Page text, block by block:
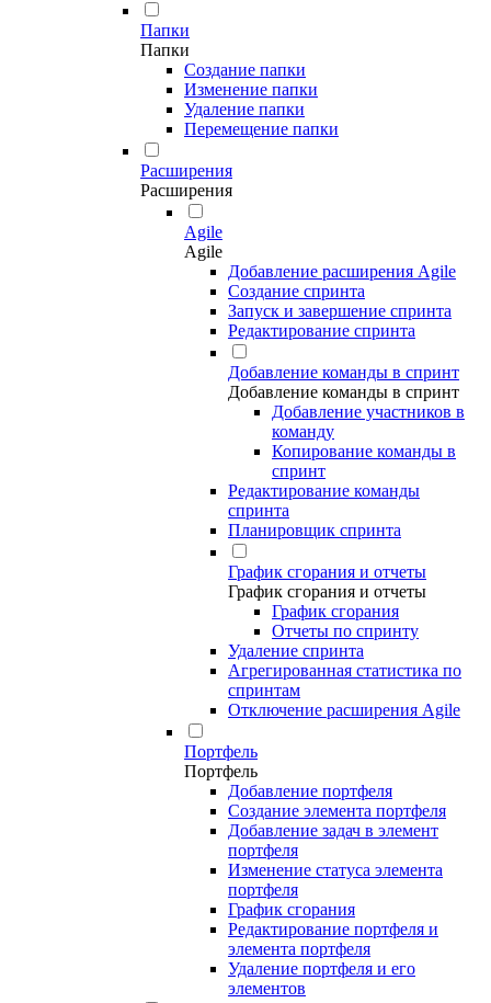
Папки
Папки
Создание папки
Изменение папки
Удаление папки
Перемещение папки
Расширения
Расширения
Agile
Agile
Добавление расширения Agile
Создание спринта
Запуск и завершение спринта
Редактирование спринта
Добавление команды в спринт
Добавление команды в спринт
Добавление участников в
команду
Копирование команды в
спринт
Редактирование команды
спринта
Планировщик спринта
График сгорания и отчеты
График сгорания и отчеты
График сгорания
Отчеты по спринту
Удаление спринта
Агрегированная статистика по
спринтам
Отключение расширения Agile
Портфель
Портфель
Добавление портфеля
Создание элемента портфеля
Добавление задач в элемент
портфеля
Изменение статуса элемента
портфеля
График сгорания
Редактирование портфеля и
элемента портфеля
Удаление портфеля и его
элементов